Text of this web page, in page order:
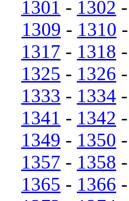
1301 - 1302 -
1309 - 1310 -
1317 - 1318 -
1325 - 1326 -
1333 - 1334 -
1341 - 1342 -
1349 - 1350 -
1357 - 1358 -
1365 - 1366 -